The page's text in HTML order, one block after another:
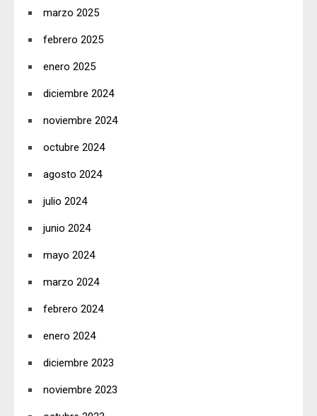
marzo 2025
febrero 2025
enero 2025
diciembre 2024
noviembre 2024
octubre 2024
agosto 2024
julio 2024
junio 2024
mayo 2024
marzo 2024
febrero 2024
enero 2024
diciembre 2023
noviembre 2023